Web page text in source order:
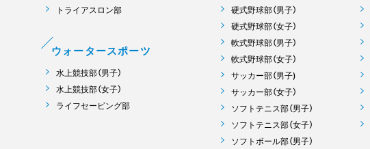
トライアスロン部
ウォータースポーツ
水上競技部（男子）
水上競技部（女子）
ライフセービング部
硬式野球部（男子）
硬式野球部（女子）
軟式野球部（男子）
軟式野球部（女子）
サッカー部（男子)
サッカー部（女子）
ソフトテニス部（男子）
ソフトテニス部（女子）
ソフトボール部（男子）